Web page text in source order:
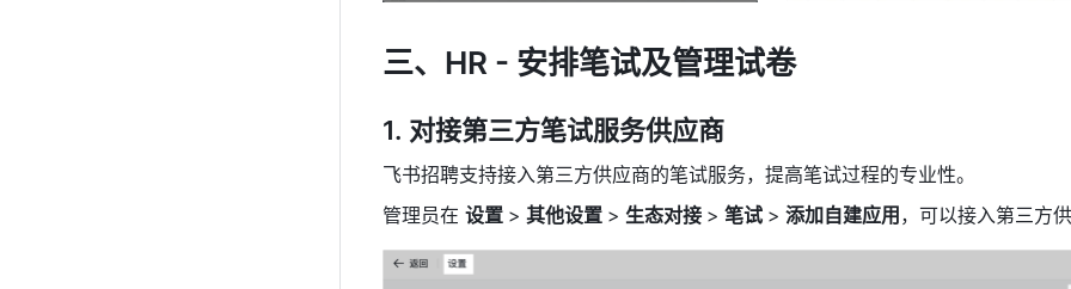
三、HR - 安排笔试及管理试卷
对接第三方笔试服务供应商
飞书招聘支持接入第三方供应商的笔试服务，提高笔试过程的专业性。
管理员在 设置 > 其他设置 > 生态对接 > 笔试 > 添加自建应用，可以接入第三方